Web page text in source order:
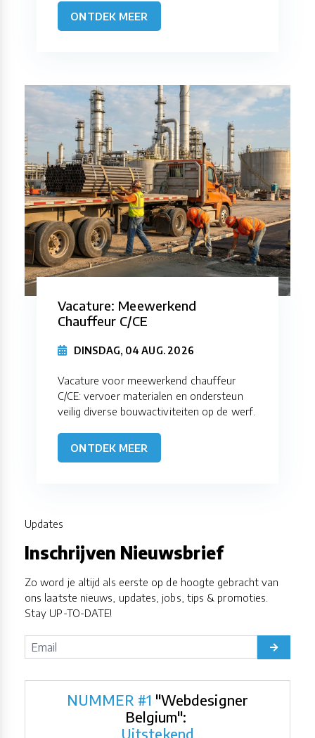
ONTDEK MEER
Vacature: Meewerkend
Chauffeur C/CE
DINSDAG, 04 AUG. 2026
Vacature voor meewerkend chauffeur
C/CE: vervoer materialen en ondersteun
veilig diverse bouwactiviteiten op de werf.
ONTDEK MEER
Updates
Inschrijven Nieuwsbrief
Zo word je altijd als eerste op de hoogte gebracht van
ons laatste nieuws, updates, jobs, tips & promoties.
Stay UP-TO-DATE!
NUMMER #1 "Webdesigner
Belgium":
Uitstekend